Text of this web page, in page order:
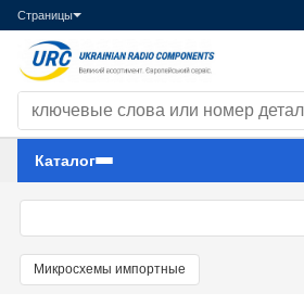
Страницы
Каталог
Микросхемы импортные